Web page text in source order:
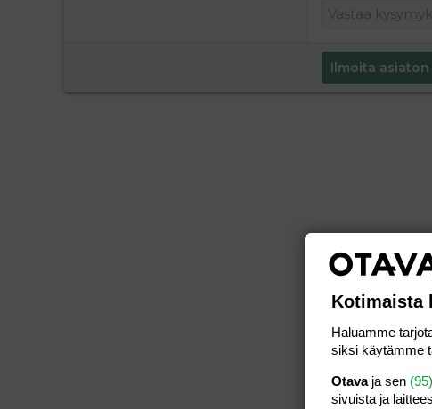
Ilmoita asiaton
Kotimaista
Haluamme
siksi käytämme
Otavaja sen
sivuista ja